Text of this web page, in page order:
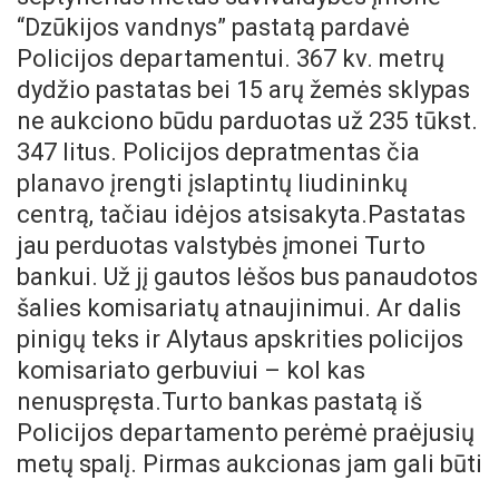
“Dzūkijos vandnys” pastatą pardavė
Policijos departamentui. 367 kv. metrų
dydžio pastatas bei 15 arų žemės sklypas
ne aukciono būdu parduotas už 235 tūkst.
347 litus. Policijos depratmentas čia
planavo įrengti įslaptintų liudininkų
centrą, tačiau idėjos atsisakyta.Pastatas
jau perduotas valstybės įmonei Turto
bankui. Už jį gautos lėšos bus panaudotos
šalies komisariatų atnaujinimui. Ar dalis
pinigų teks ir Alytaus apskrities policijos
komisariato gerbuviui – kol kas
nenuspręsta.Turto bankas pastatą iš
Policijos departamento perėmė praėjusių
metų spalį. Pirmas aukcionas jam gali būti